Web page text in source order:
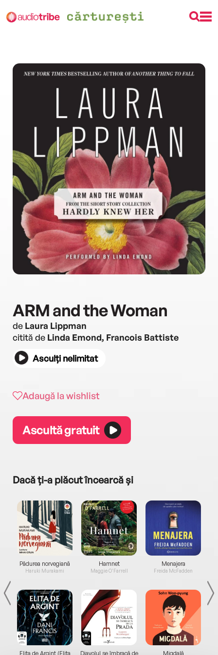
ARM and the Woman
de Laura Lippman
citită de Linda Emond, Francois Battiste
Asculți nelimitat
Adaugă la wishlist
Ascultă gratuit
Dacă ți-a plăcut încearcă și
Pădurea norvegiană
Haruki Murakami
Elita de Argint (Elita
Hamnet
Maggie O'Farrell
Diavolul se îmbracă de
Menajera
Freida McFadden
Migdală